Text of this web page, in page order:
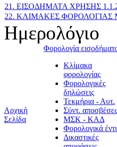
21. ΕΙΣΟΔΗΜΑΤΑ ΧΡΗΣΗΣ
22. ΚΛΙΜΑΚΕΣ ΦΟΡΟΛΟΓΙΑΣ
Ημερολόγιο
Αρχική
Σελίδα
Φορολογία
Κλίμακα
φορολογίας
Φορολογικές
δηλώσεις
Τεκμήρια - Αυτ.
Σύντ.
ΜΣΚ - ΚΑΔ
Φορολογικά
Δικαστικές